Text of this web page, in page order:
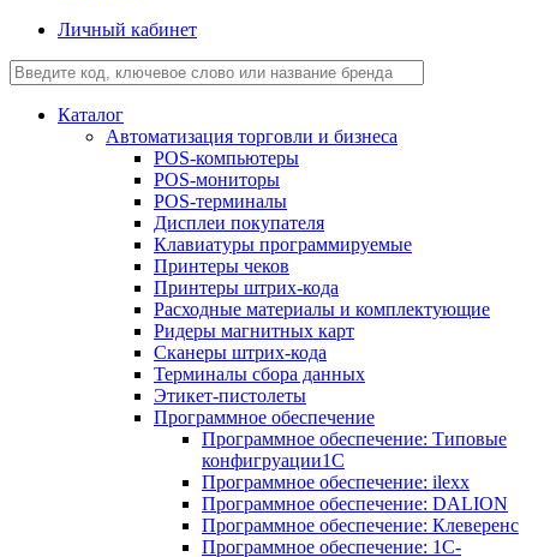
Личный кабинет
Каталог
Автоматизация торговли и бизнеса
POS-компьютеры
POS-мониторы
POS-терминалы
Дисплеи покупателя
Клавиатуры программируемые
Принтеры чеков
Принтеры штрих-кода
Расходные материалы и комплектующие
Ридеры магнитных карт
Сканеры штрих-кода
Терминалы сбора данных
Этикет-пистолеты
Программное обеспечение
Программное обеспечение: Типовые
конфигруации1С
Программное обеспечение: ilexx
Программное обеспечение: DALION
Программное обеспечение: Клеверенс
Программное обеспечение: 1С-